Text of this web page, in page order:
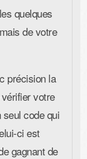
quelques
de votre
précision la
votre
seul code qui
ci est
gagnant de